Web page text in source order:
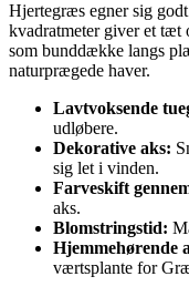
Hjertegræs egner sig
kvadratmeter giver et tæt
som bunddække langs
naturprægede haver.
Lavtvoksende
udløbere.
Dekorative aks:
sig let i vinden.
Farveskift
aks.
Blomstringstid:
Hjemmehørende
værtsplante for